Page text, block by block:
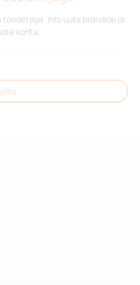
toodetega. Info uute brändide ja
kohta.
Liitu